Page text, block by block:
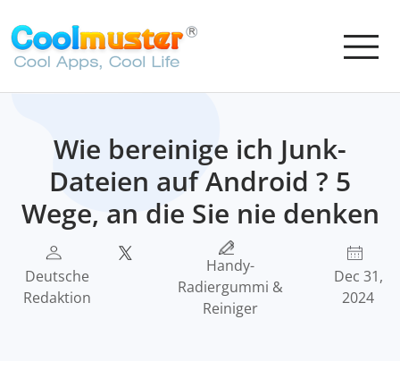
Wie bereinige ich Junk-
Dateien auf Android ? 5
Wege, an die Sie nie denken
Deutsche
Redaktion
Handy-
Radiergummi &
Reiniger
Dec 31,
2024